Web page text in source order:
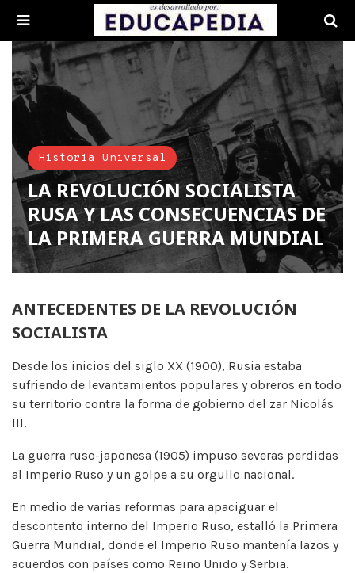
Historia Universal
LA REVOLUCIÓN SOCIALISTA
RUSA Y LAS CONSECUENCIAS DE
LA PRIMERA GUERRA MUNDIAL
ANTECEDENTES DE LA REVOLUCIÓN
SOCIALISTA
Desde los inicios del siglo XX (1900), Rusia estaba
sufriendo de levantamientos populares y obreros en todo
su territorio contra la forma de gobierno del zar Nicolás
III.
La guerra ruso-japonesa (1905) impuso severas perdidas
al Imperio Ruso y un golpe a su orgullo nacional.
En medio de varias reformas para apaciguar el
descontento interno del Imperio Ruso, estalló la Primera
Guerra Mundial, donde el Imperio Ruso mantenía lazos y
acuerdos con países como Reino Unido y Serbia.